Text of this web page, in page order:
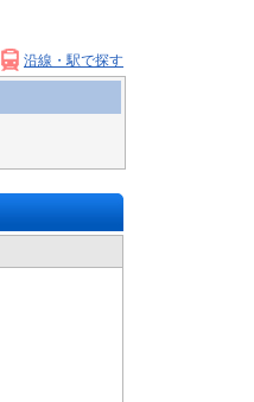
沿線・駅で探す